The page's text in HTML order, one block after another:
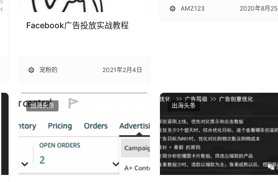
Facebook广告投放实战教程
宠粉的 2021年2月4日
AMZ123 2020年8月
出海头条 出海头条